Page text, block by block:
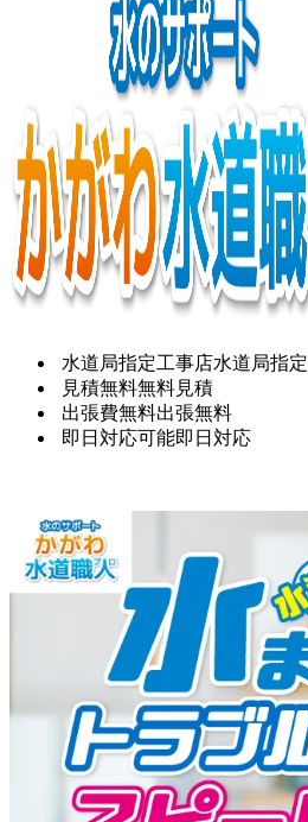
水道局指定工事店水道局指定
見積無料無料見積
出張費無料出張無料
即日対応可能即日対応